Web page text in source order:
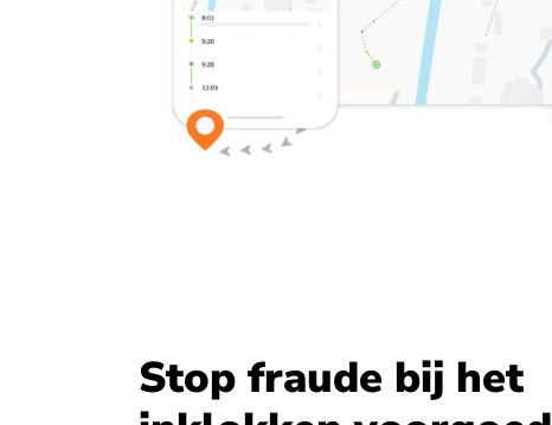
Stop fraude bij het